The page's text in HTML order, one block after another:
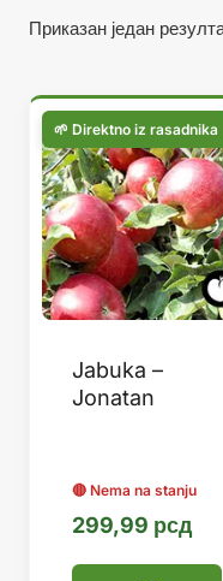
Приказан један
Jabuka –
Jonatan
299,99 рсд